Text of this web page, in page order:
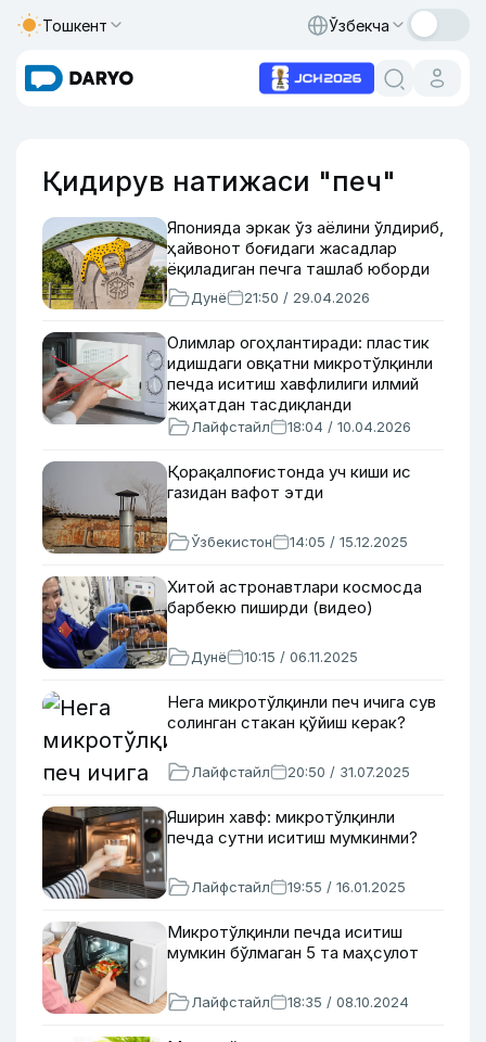
Тошкент Ўзбекча
Қидирув натижаси "печ"
Японияда эркак ўз аёлини ўлдириб,
ҳайвонот боғидаги жасадлар
ёқиладиган печга ташлаб юборди
Дунё 21:50 / 29.04.2026
Олимлар огоҳлантиради: пластик
идишдаги овқатни микротўлқинли
печда иситиш хавфлилиги илмий
жиҳатдан тасдиқланди
Лайфстайл 18:04 / 10.04.2026
Қорақалпоғистонда уч киши ис
газидан вафот этди
Ўзбекистон 14:05 / 15.12.2025
Хитой астронавтлари космосда
барбекю пиширди (видео)
Дунё 10:15 / 06.11.2025
Нега микротўлқинли печ ичига сув
солинган стакан қўйиш керак?
Лайфстайл 20:50 / 31.07.2025
Яширин хавф: микротўлқинли
печда сутни иситиш мумкинми?
Лайфстайл 19:55 / 16.01.2025
Микротўлқинли печда иситиш
мумкин бўлмаган 5 та маҳсулот
Лайфстайл 18:35 / 08.10.2024